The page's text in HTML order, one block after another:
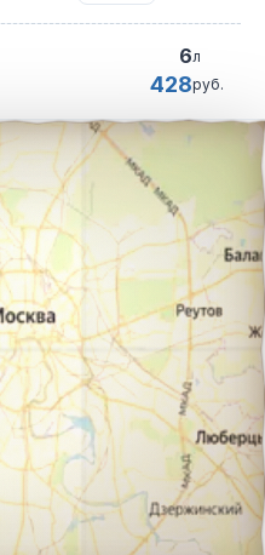
6л
428руб.
маршрута из города